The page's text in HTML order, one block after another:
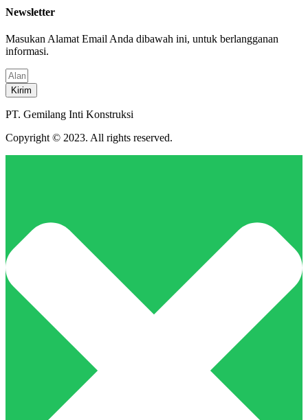
Newsletter
Masukan Alamat Email Anda dibawah ini, untuk berlangganan
informasi.
Kirim
PT. Gemilang Inti Konstruksi
Copyright © 2023. All rights reserved.